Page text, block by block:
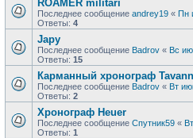
ROAMER militari
Последнее сообщение andrey19 « Пн
Ответы: 4
Japy
Последнее сообщение Badrov « Вс
Ответы: 15
Карманный хронограф
Последнее сообщение Badrov « Вт
Ответы: 2
Хронограф Heuer
Последнее сообщение Спутник59 «
Ответы: 1